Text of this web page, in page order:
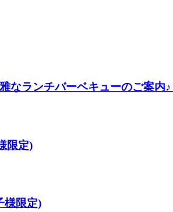
ランチバーベキューのご案内♪
限定)
様限定)